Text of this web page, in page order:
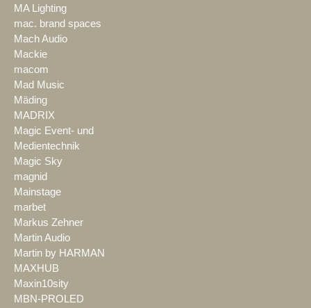
MA Lighting
mac. brand spaces
Mach Audio
Mackie
macom
Mad Music
Mäding
MADRIX
Magic Event- und
Medientechnik
Magic Sky
magnid
Mainstage
marbet
Markus Zehner
Martin Audio
Martin by HARMAN
MAXHUB
Maxin10sity
MBN-PROLED